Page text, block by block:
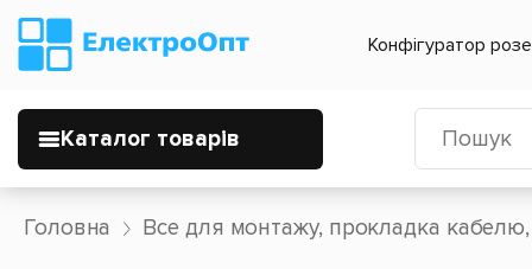
Конфігуратор
Каталог товарів
Головна Все для монтажу, прокладка кабелю,